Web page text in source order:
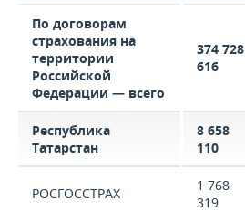
По договорам
страхования на
территории
Российской
Федерации — всего
374 728
616
Республика
Татарстан
8 658
110
РОСГОССТРАХ
1 768
319